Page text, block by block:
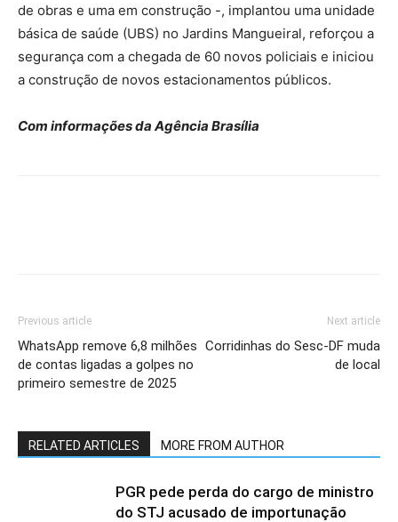
de obras e uma em construção -, implantou uma unidade
básica de saúde (UBS) no Jardins Mangueiral, reforçou a
segurança com a chegada de 60 novos policiais e iniciou
a construção de novos estacionamentos públicos.
Com informações da Agência Brasília
Previous article
WhatsApp remove 6,8 milhões
de contas ligadas a golpes no
primeiro semestre de 2025
Next article
Corridinhas do Sesc-DF muda
de local
RELATED ARTICLES MORE FROM AUTHOR
PGR pede perda do cargo de ministro
do STJ acusado de importunação